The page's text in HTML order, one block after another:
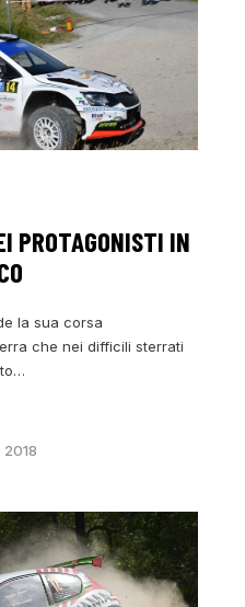
PROTAGONISTI IN
la sua corsa
che nei difficili sterrati